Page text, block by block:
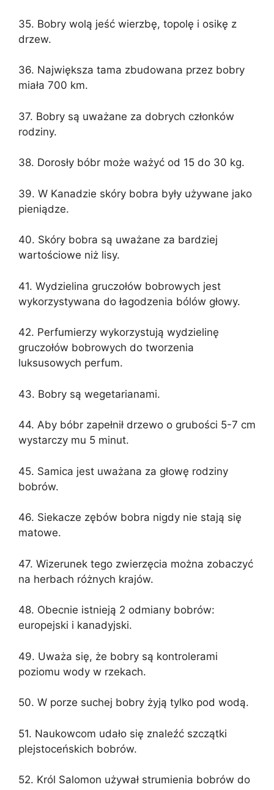
35. Bobry wolą jeść wierzbę, topolę i osikę z
drzew.
36. Największa tama zbudowana przez bobry
miała 700 km.
37. Bobry są uważane za dobrych członków
rodziny.
38. Dorosły bóbr może ważyć od 15 do 30 kg.
39. W Kanadzie skóry bobra były używane jako
pieniądze.
40. Skóry bobra są uważane za bardziej
wartościowe niż lisy.
41. Wydzielina gruczołów bobrowych jest
wykorzystywana do łagodzenia bólów głowy.
42. Perfumierzy wykorzystują wydzielinę
gruczołów bobrowych do tworzenia
luksusowych perfum.
43. Bobry są wegetarianami.
44. Aby bóbr zapełnił drzewo o grubości 5-7 cm
wystarczy mu 5 minut.
45. Samica jest uważana za głowę rodziny
bobrów.
46. Siekacze zębów bobra nigdy nie stają się
matowe.
47. Wizerunek tego zwierzęcia można zobaczyć
na herbach różnych krajów.
48. Obecnie istnieją 2 odmiany bobrów:
europejski i kanadyjski.
49. Uważa się, że bobry są kontrolerami
poziomu wody w rzekach.
50. W porze suchej bobry żyją tylko pod wodą.
51. Naukowcom udało się znaleźć szczątki
plejstoceńskich bobrów.
52. Król Salomon używał strumienia bobrów do